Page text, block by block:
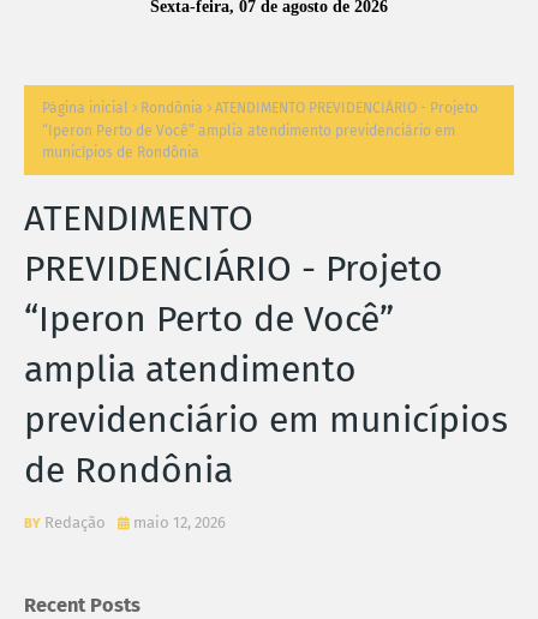
Sexta-feira, 07 de agosto de 2026
Página inicial Rondônia
ATENDIMENTO PREVIDENCIÁRIO - Projeto
“Iperon Perto de Você” amplia atendimento previdenciário em
municípios de Rondônia
ATENDIMENTO
PREVIDENCIÁRIO - Projeto
“Iperon Perto de Você”
amplia atendimento
previdenciário em municípios
de Rondônia
Redação maio 12, 2026
Recent Posts